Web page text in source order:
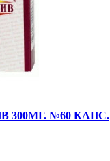
300МГ. №60 КАПС.